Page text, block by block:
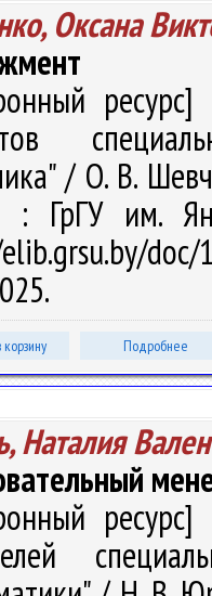
Оксана
/ О. В.
: ГрГУ им.
Подробнее
Наталия